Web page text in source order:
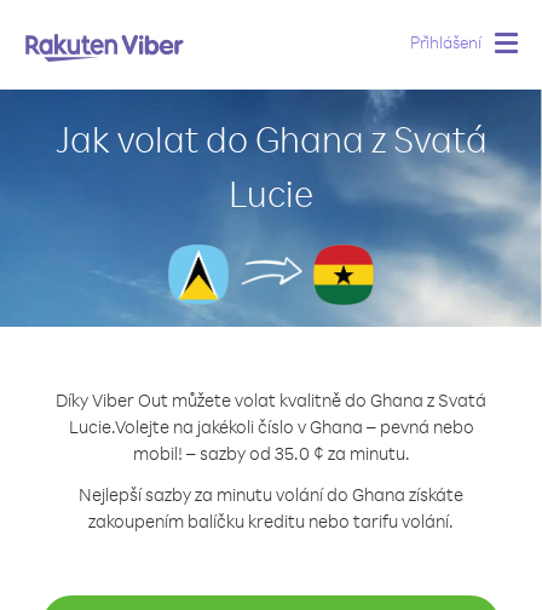
Přihlášení
Jak volat do Ghana z Svatá
Lucie
Díky Viber Out můžete volat kvalitně do Ghana z Svatá
Lucie.Volejte na jakékoli číslo v Ghana – pevná nebo
mobil! – sazby od 35.0 ¢ za minutu.
Nejlepší sazby za minutu volání do Ghana získáte
zakoupením balíčku kreditu nebo tarifu volání.